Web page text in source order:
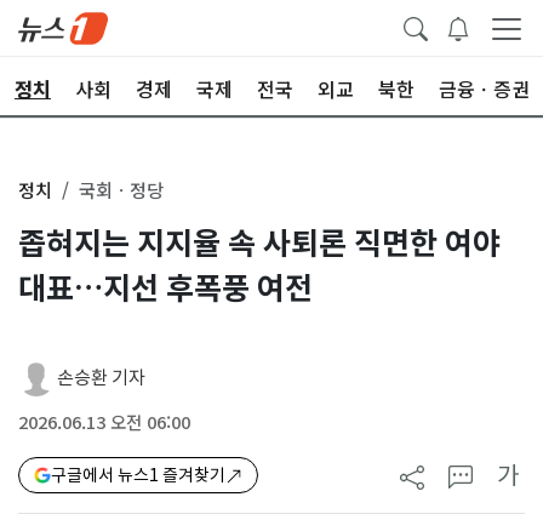
정치 사회 경제 국제 전국 외교 북한 금융ㆍ증권
정치 국회ㆍ정당
좁혀지는 지지율 속 사퇴론 직면한 여야
대표…지선 후폭풍 여전
손승환 기자
2026.06.13 오전 06:00
구글에서 뉴스1 즐겨찾기 가